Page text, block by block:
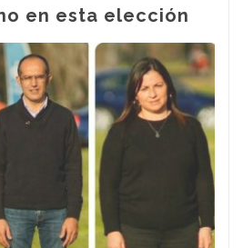
en esta elección